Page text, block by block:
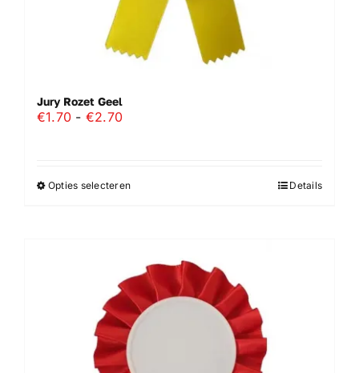
Jury Rozet Geel
€1.70 - €2.70Prijsklasse:
€2.70
Opties selecterenDit
variaties.
Deze
optie
Details